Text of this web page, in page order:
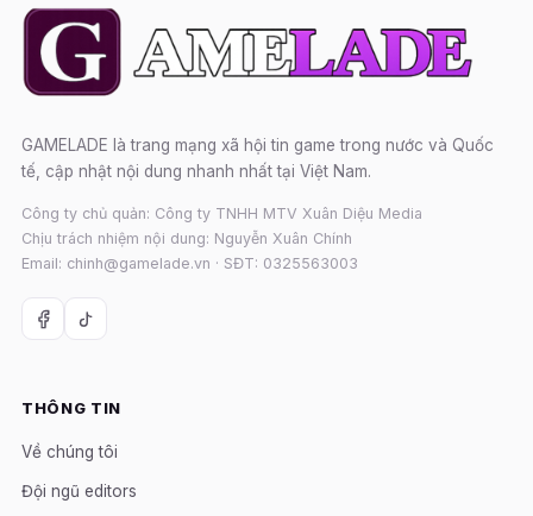
GAMELADE là trang mạng xã hội tin game trong nước và Quốc
tế, cập nhật nội dung nhanh nhất tại Việt Nam.
Công ty chủ quản: Công ty TNHH MTV Xuân Diệu Media
Chịu trách nhiệm nội dung: Nguyễn Xuân Chính
Email: chinh@gamelade.vn · SĐT: 0325563003
THÔNG TIN
Về chúng tôi
Đội ngũ editors